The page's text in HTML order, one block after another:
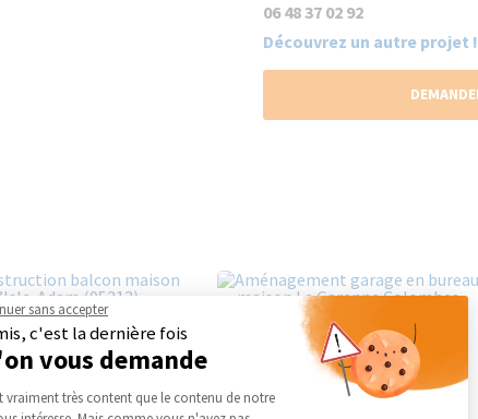
06 48 37 02 92
Découvrez un autre projet !
sans accepter
c'est la dernière fois
vous demande
de Gestion du Consentement :
vraiment très content que le contenu de notre